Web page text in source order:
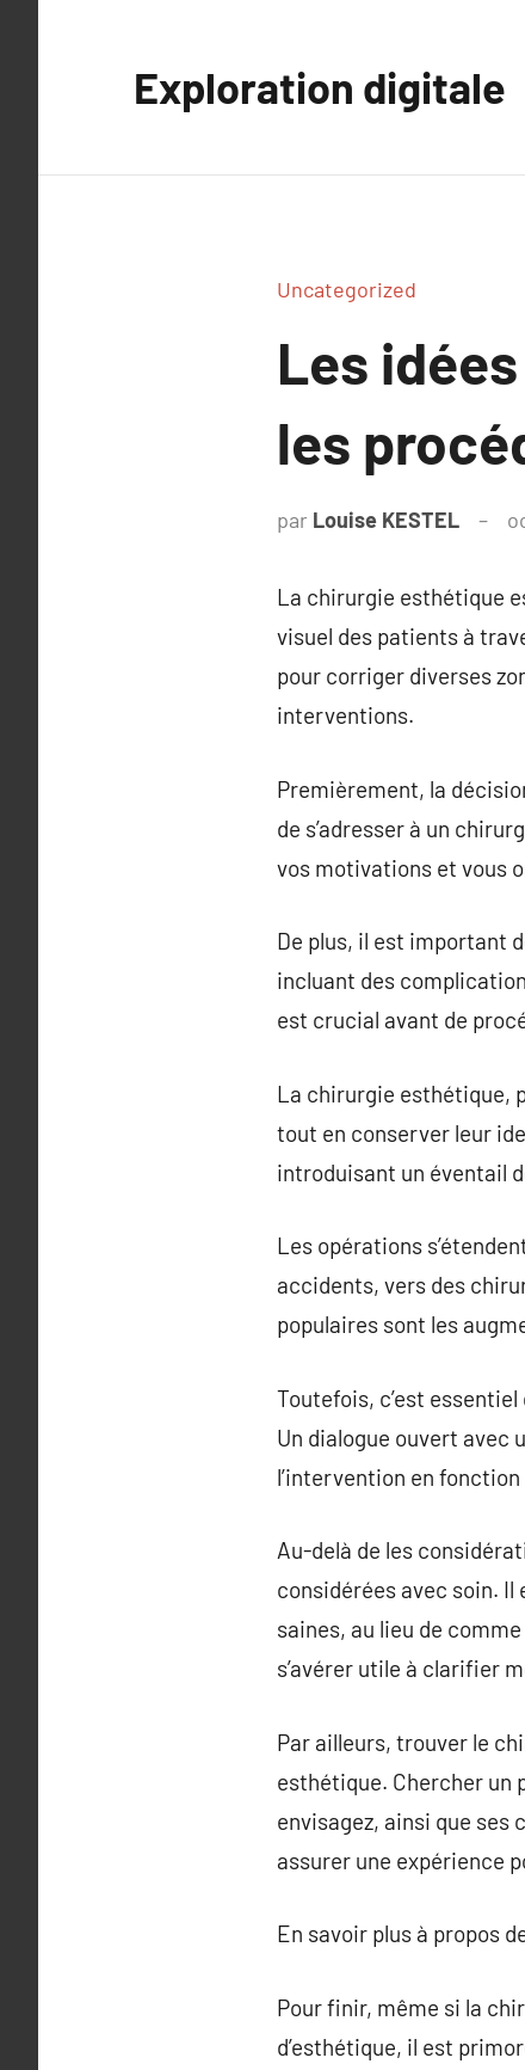
Exploration digitale
Uncategorized
Les
les
par Louise KESTEL
La chirurgie esthétique
visuel des patients à
pour corriger diverses
interventions.
Premièrement, la
de s’adresser à un
vos motivations et vous
De plus, il est important
incluant des
est crucial avant de
La chirurgie esthétique,
tout en conserver leur
introduisant un éventail
Les opérations
accidents, vers des
populaires sont les
Toutefois, c’est
Un dialogue ouvert avec
l’intervention en
Au-delà de les
considérées avec soin.
saines, au lieu de
s’avérer utile à clarifier
Par ailleurs, trouver le
esthétique. Chercher un
envisagez, ainsi que
assurer une expérience
En savoir plus à propos
Pour finir, même si la
d’esthétique, il est